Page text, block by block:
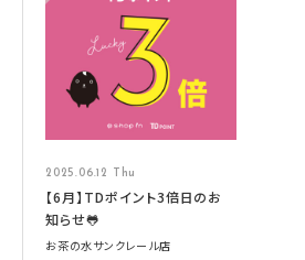
2025.06.12 Thu
【6月】TDポイント3倍日のお
知らせ🐸
お茶の水サンクレール店